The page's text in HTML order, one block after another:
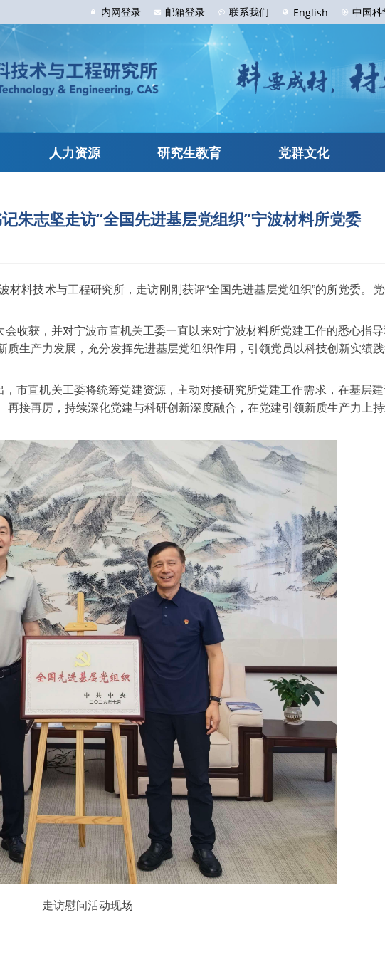
内网登录 邮箱登录 联系我们 English 中国科
人力资源 研究生教育 党群文化
朱志坚走访“全国先进基层党组织”宁波材料所党委
料技术与工程研究所，走访刚刚获评“全国先进基层党组织”的所党委。
收获，并对宁波市直机关工委一直以来对宁波材料所党建工作的悉心指
生产力发展，充分发挥先进基层党组织作用，引领党员以科技创新实绩
市直机关工委将统筹党建资源，主动对接研究所党建工作需求，在基层
接再厉，持续深化党建与科研创新深度融合，在党建引领新质生产力上
走访慰问活动现场